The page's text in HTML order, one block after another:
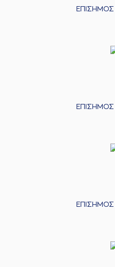
ΕΠΙΣΗΜΟΣ
ΕΠΙΣΗΜΟΣ
ΕΠΙΣΗΜΟΣ